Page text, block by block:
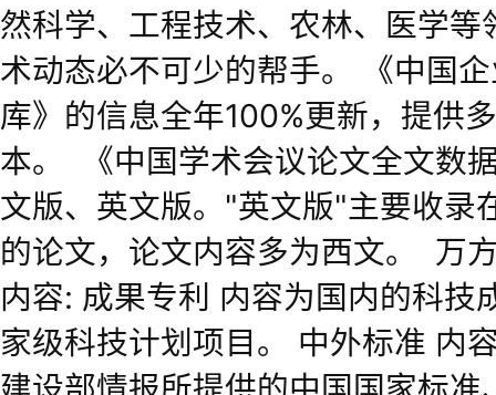
然科学、 工程技术、农林、医学等
术动态必不可少的帮手。 《中国
库》的信息全年100%更新，提供
本。  《中国学术会议论文全文数
文版、英文版。"英文版"主要收录
的论文，论文内容多为西文。  万
内容: 成果专利 内容为国内的科技
家级科技计划项目。 中外标准 内